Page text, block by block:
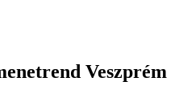
Veszprém